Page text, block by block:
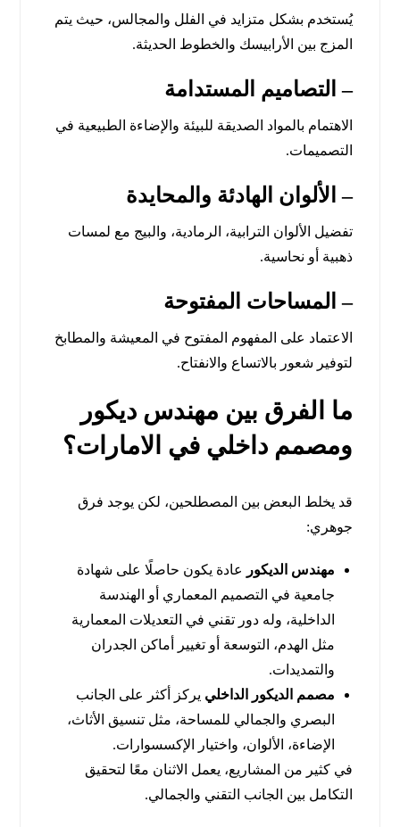
يُستخدم بشكل متزايد في الفلل والمجالس، حيث يتم
المزج بين الأرابيسك والخطوط الحديثة.
– التصاميم المستدامة
الاهتمام بالمواد الصديقة للبيئة والإضاءة الطبيعية في
التصميمات.
– الألوان الهادئة والمحايدة
تفضيل الألوان الترابية، الرمادية، والبيج مع لمسات
ذهبية أو نحاسية.
– المساحات المفتوحة
الاعتماد على المفهوم المفتوح في المعيشة والمطابخ
لتوفير شعور بالاتساع والانفتاح.
ما الفرق بين مهندس ديكور
ومصمم داخلي في الامارات؟
قد يخلط البعض بين المصطلحين، لكن يوجد فرق
جوهري:
مهندس الديكور
عادة يكون حاصلًا على شهادة
جامعية في التصميم المعماري أو الهندسة
الداخلية، وله دور تقني في التعديلات المعمارية
مثل الهدم، التوسعة أو تغيير أماكن الجدران
والتمديدات.
مصمم الديكور الداخلي يركز أكثر على الجانب
البصري والجمالي للمساحة، مثل تنسيق الأثاث،
الإضاءة، الألوان، واختيار الإكسسوارات.
في كثير من المشاريع، يعمل الاثنان معًا لتحقيق
التكامل بين الجانب التقني والجمالي.